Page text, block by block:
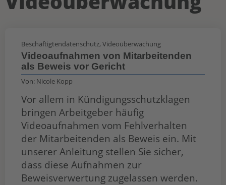
Beschäftigtendatenschutz, Videoüberwachung
Videoaufnahmen von Mitarbeitenden
als Beweis vor Gericht
Von: Nicole Kopp
Vor allem in Kündigungsschutzklagen
bringen Arbeitgeber häufig
Videoaufnahmen vom Fehlverhalten
der Mitarbeitenden als Beweis ein. Mit
unserer Anleitung stellen Sie sicher,
dass diese Aufnahmen zur
Beweisverwertung zugelassen werden.